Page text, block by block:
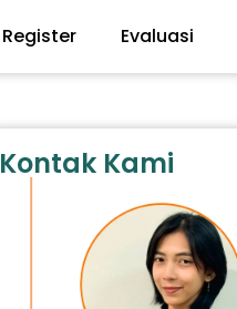
Register Evaluasi
Kontak Kami